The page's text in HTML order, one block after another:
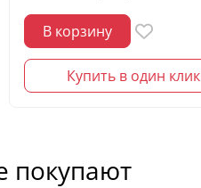
В корзину
Купить в один клик
покупают